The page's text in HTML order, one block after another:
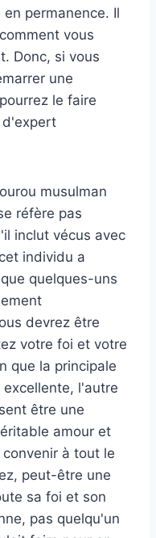
permanence. Il
vous
Donc, si vous
une
le faire
d'expert
musulman
réfère pas
inclut vécus avec
individu a
quelques-uns
devrez être
votre foi et votre
que la principale
l'autre
être une
amour et
à tout le
peut-être une
sa foi et son
pas quelqu'un